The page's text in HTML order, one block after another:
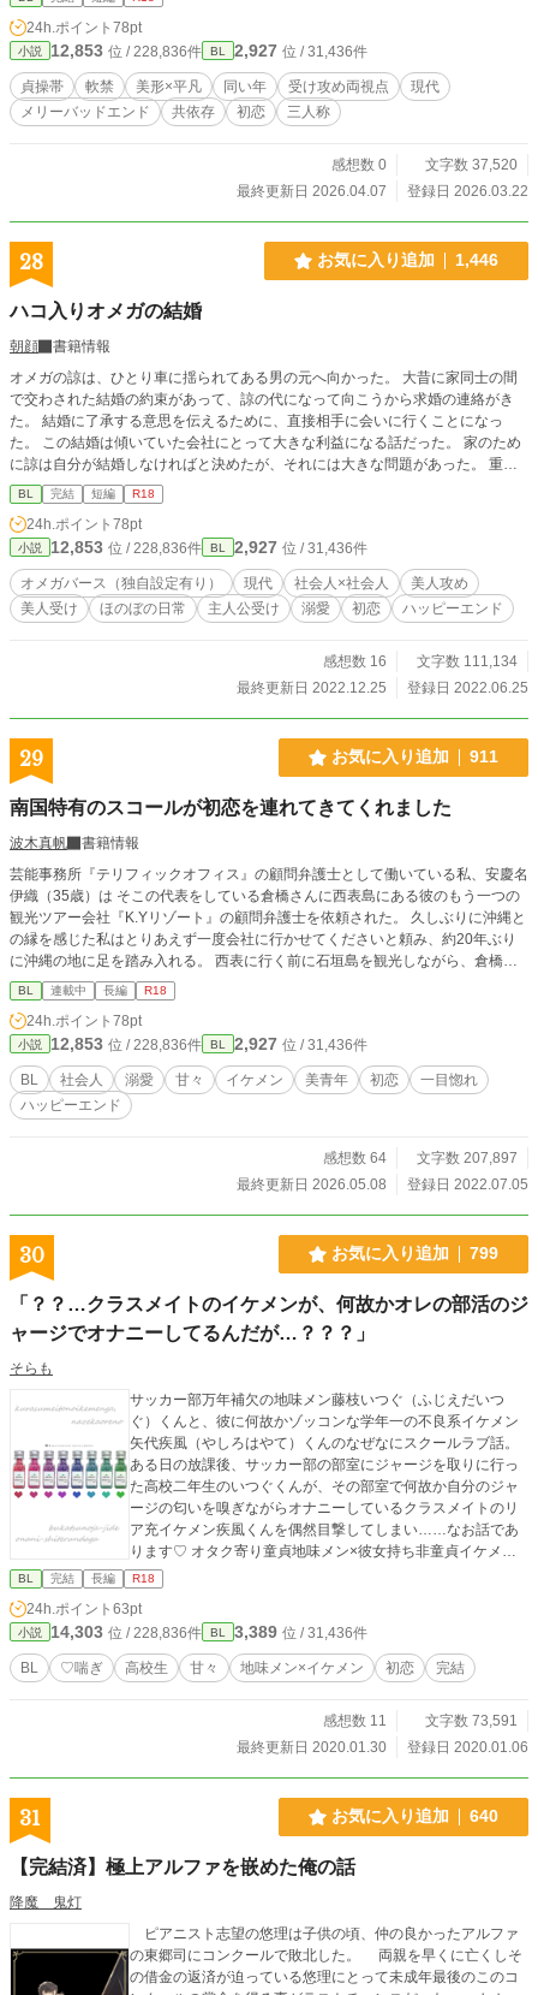
自信がなく、自分をまるでダメな人間だと思い込む。 趣
味は小説を読むこと。 家事をほとんどこなす家庭的な青
年。 軟禁状態にさせられ、貞操帯も着けさせられている ⚪︎
士狼（シロウ） 年齢：羊真と同い年 容姿：艶のある黒髪に、
切れ長の目。顔立ちが端正。背が高く、精悍な体つき 性格
は穏やか。 顔立ちが整っているからか、学生の頃はモテた
に、バリバリ働くサラリーマン。 羊真を軟禁している張本
週に1話だけ公開していく予定です ……の予定だったのです
24h.ポイント 78pt
小説 12,853 位 / 228,836件 BL 2,927 位 / 31,436件
貞操帯 軟禁 美形×平凡 同い年 受け攻め両視点
現代
メリーバッドエンド
共依存 初恋 三人称
感想数 0
文字数 37,520
最終更新日 2026.04.07
登録日 2026.03.22
28 お気に入り追加 1,446
ハコ入りオメガの結婚
朝顔
書籍情報
オメガの諒は、ひとり車に揺られてある男の元へ向かった。 大昔に家同士の間
で交わされた結婚の約束があって、諒の代になって向こうから求婚の連絡がき
た。 結婚に了承する意思を伝えるために、直接相手に会いに行くことになっ
た。 この結婚は傾いていた会社にとって大きな利益になる話だった。 家のため
に諒は自分が結婚しなければと決めたが、それには大きな問題があった。 重い
気持ちでいた諒の前に現れたのは、見たことがないほど美しい男だった。 冷遇
されるどころか、事情を知っても温かく接してくれて、あるきっかけで二人の距
離は近いものとなり……。 一途な美人攻め×ハコ入り美人受け オメガバースの
設定をお借りして、独自要素を入れています。 洋風、和風でタイプの違う美人
をイメージしています。 特に大きな事件はなく、二人の気持ちが近づいて、結
ばれて幸せになる、という流れのお話です。 全十四話で完結しました。 番外編
二話追加。 他サイトでも同時投稿しています。
BL 完結 短編 R18
24h.ポイント 78pt
小説 12,853 位 / 228,836件 BL 2,927 位 / 31,436件
オメガバース（独自設定有り） 現代 社会人×社会人
美人攻め
美人受け
ほのぼの日常 主人公受け 溺愛 初恋 ハッピーエンド
感想数 16
文字数 111,134
最終更新日 2022.12.25
登録日 2022.06.25
29 お気に入り追加 911
南国特有のスコールが初恋を連れてきてくれました
波木真帆
書籍情報
芸能事務所『テリフィックオフィス』の顧問弁護士として働いている私、安慶名
伊織（35歳）は そこの代表をしている倉橋さんに西表島にある彼のもう一つの
観光ツアー会社『K.Yリゾート』の顧問弁護士を依頼された。 久しぶりに沖縄と
の縁を感じた私はとりあえず一度会社に行かせてくださいと頼み、約20年ぶり
に沖縄の地に足を踏み入れる。 西表に行く前に石垣島を観光しながら、倉橋さ
んに勧められた宿で憩いのひとときを過ごしていると、ある一本の電話があっ
て……。 こちらは右手がくれた奇跡シリーズに出てくる安慶名伊織が主人公の
お話です。 これだけでも楽しめると思いますが、他のお話につながっています
ので未読の方はぜひそちらも読んでいただけると嬉しいです♡ 弁護士が主人公
ですが裁判等のお話は一切ありません。 溺愛甘々ハッピーエンド小説です。 そ
こまで長くはならない予定です。 R18には※つけます。
BL 連載中 長編 R18
24h.ポイント 78pt
小説 12,853 位 / 228,836件 BL 2,927 位 / 31,436件
BL 社会人 溺愛 甘々 イケメン 美青年 初恋
一目惚れ
ハッピーエンド
感想数 64
文字数 207,897
最終更新日 2026.05.08
登録日 2022.07.05
30 お気に入り追加 799
「？？…クラスメイトのイケメンが、何故かオレの部活のジ
ャージでオナニーしてるんだが…？？？」
そらも
サッカー部万年補欠の地味メン藤枝いつぐ（ふじえだいつ
ぐ）くんと、彼に何故かゾッコンな学年一の不良系イケメン
矢代疾風（やしろはやて）くんのなぜなにスクールラブ話。
ある日の放課後、サッカー部の部室にジャージを取りに行っ
た高校二年生のいつぐくんが、その部室で何故か自分のジャ
ージの匂いを嗅ぎながらオナニーしているクラスメイトのリ
ア充イケメン疾風くんを偶然目撃してしまい……なお話であ
ります♡ オタク寄り童貞地味メン×彼女持ち非童貞イケメン
のカップリングで、作中で受けの疾風くんに彼女がいたりそ
ういうシーンがちょこっと描かれていたりしますのでご注意
を。 今回は連載物のため、少しずつ投稿していこうと思いま
す。 ※ R-18エロもので、♡（ハート）喘ぎ満載です。 ※
素敵な表紙は、pixiv小説用フリー素材にて、『やまなし』
様からお借りしました。ありがとうございます！ ※ 2020/0
話にお付き合いくださり本当にありがとうございました♪（時
期は未定ですが、その後の二人のラブラブ話と疾風くんのお
BL 完結 長編 R18
24h.ポイント 63pt
小説 14,303 位 / 228,836件 BL 3,389 位 / 31,436件
BL ♡喘ぎ 高校生 甘々 地味メン×イケメン 初恋 完結
感想数 11
文字数 73,591
最終更新日 2020.01.30
登録日 2020.01.06
31 お気に入り追加 640
【完結済】極上アルファを嵌めた俺の話
降魔 鬼灯
ピアニスト志望の悠理は子供の頃、仲の良かったアルファ
の東郷司にコンクールで敗北した。 両親を早くに亡くしそ
の借金の返済が迫っている悠理にとって未成年最後のこのコ